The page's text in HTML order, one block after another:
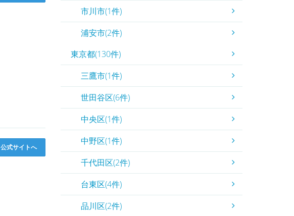
公式サイトへ
市川市(1件)
浦安市(2件)
東京都(130件)
三鷹市(1件)
世田谷区(6件)
中央区(1件)
中野区(1件)
千代田区(2件)
台東区(4件)
品川区(2件)